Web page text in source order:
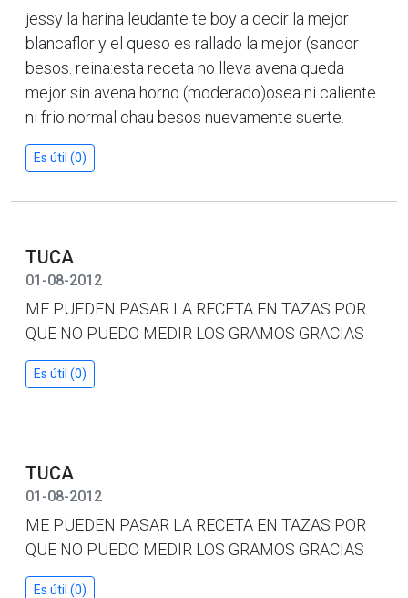
jessy la harina leudante te boy a decir la mejor
blancaflor y el queso es rallado la mejor (sancor
besos. reina:esta receta no lleva avena queda
mejor sin avena horno (moderado)osea ni caliente
ni frio normal chau besos nuevamente suerte.
Es útil (0)
TUCA
01-08-2012
ME PUEDEN PASAR LA RECETA EN TAZAS POR
QUE NO PUEDO MEDIR LOS GRAMOS GRACIAS
Es útil (0)
TUCA
01-08-2012
ME PUEDEN PASAR LA RECETA EN TAZAS POR
QUE NO PUEDO MEDIR LOS GRAMOS GRACIAS
Es útil (0)